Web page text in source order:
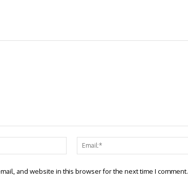
Name:*
and website in this browser for the next time I comment.